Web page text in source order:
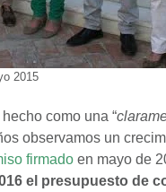
2015
como una “
observamos un
firmado en mayo de
el presupuesto de